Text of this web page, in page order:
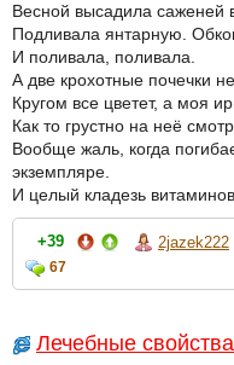
Весной высадила саженей в
Подливала янтарную.
И поливала, поливала.
А две крохотные почечки
Кругом все цветет, а моя
Как то грустно на неё
Вообще жаль, когда
экземпляре.
И целый кладезь
+39 2jazek222
67
Лечебные